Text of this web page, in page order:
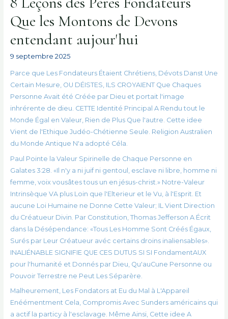
Que les Montons de Devons
entendant aujour'hui
9 septembre 2025
Parce que Les Fondateurs Étaient Chrétiens, Dévots Danst Une
Certain Mesure, OU DÉISTES, ILS CROYAIENT Que Chaques
Personne Avait été Créée par Dieu et portait l'image
inhrérente de dieu. CETTE Identité Principal A Rendu tout le
Monde Égal en Valeur, Rien de Plus Que l'autre. Cette idee
Vient de l'Ethique Judéo-Chétienne Seule. Religion Australien
du Monde Antique N'a adopté Céla.
Paul Pointe la Valeur Spirinelle de Chaque Personne en
Galates 3:28. «Il n'y a ni juif ni gentoul, esclave ni libre, homme ni
femme, voix vousâtes tous un en jésus-christ.» Notre-Valeur
Intrinsèque VA plus Loin que l'Elterieur et le Vu, à l'Esprit. Et
aucune Loi Humaine ne Donne Cette Valeur; IL Vient Direction
du Créatueur Divin. Par Constitution, Thomas Jefferson A Écrit
dans la Désépendance: «Tous Les Homme Sont Créés Égaux,
Surés par Leur Créatueur avéc certains droins inaliensables».
INALIÉNABLE SIGNIFIE QUE CES DUTUS SI SI FondamentAUX
pour l'humanité et Donnés par Dieu, Qu'auCune Personne ou
Pouvoir Terrestre ne Peut Les Séparère.
Malheurement, Les Fondators at Eu du Mal à L'Appareil
Enéémentment Cela, Compromis Avec Sunders américains qui
a actif la particy à l'esclavage. Même Ainsi, Cette idee A